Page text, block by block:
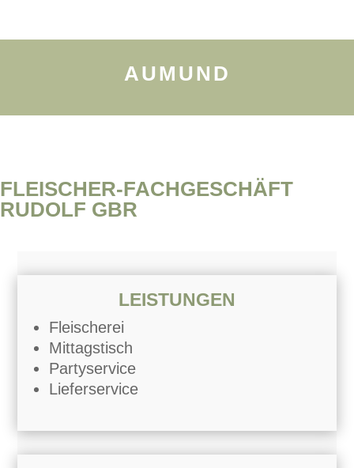
AUMUND
FLEISCHER-FACHGESCHÄFT
RUDOLF GBR
LEISTUNGEN
Fleischerei
Mittagstisch
Partyservice
Lieferservice